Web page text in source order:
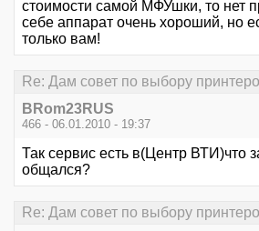
стоимости самой МФУшки, то нет
себе аппарат очень хороший, но
только вам!
Re: Дам совет по выбору
BRom23RUS
466 - 06.01.2010 - 19:37
Так сервис есть в(Центр ВТИ)что
общался?
Re: Дам совет по выбору